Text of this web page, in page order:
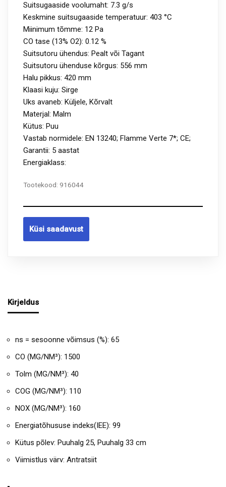
Suitsugaaside voolumaht: 7.3 g/s
Keskmine suitsugaaside temperatuur: 403 °C
Miinimum tõmme: 12 Pa
CO tase (13% O2): 0.12 %
Suitsutoru ühendus: Pealt või Tagant
Suitsutoru ühenduse kõrgus: 556 mm
Halu pikkus: 420 mm
Klaasi kuju: Sirge
Uks avaneb: Küljele, Kõrvalt
Materjal: Malm
Kütus: Puu
Vastab normidele: EN 13240; Flamme Verte 7*; CE;
Garantii: 5 aastat
Energiaklass:
Tootekood: 916044
Küsi saadavust
Kirjeldus
ns = sesoonne võimsus (%): 65
CO (MG/NM³): 1500
Tolm (MG/NM³): 40
COG (MG/NM³): 110
NOX (MG/NM³): 160
Energiatõhususe indeks(IEE): 99
Kütus põlev: Puuhalg 25, Puuhalg 33 cm
Viimistlus värv: Antratsiit